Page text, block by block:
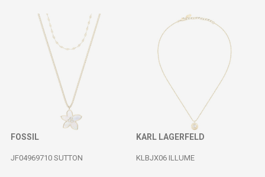
FOSSIL
JF04969710 SUTTON
KARL LAGERFELD
KLBJX06 ILLUME